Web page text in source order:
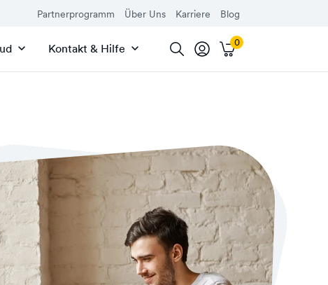
Partnerprogramm Über Uns Karriere Blog
Kontakt & Hilfe